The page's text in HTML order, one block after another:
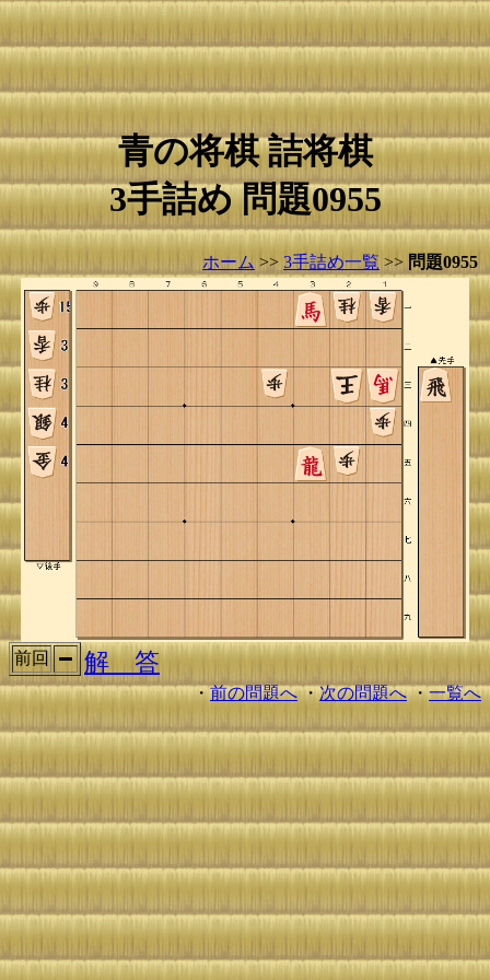
青の将棋 詰将棋
3手詰め 問題0955
ホーム >> 3手詰め一覧 >> 問題0955
前回 解 答
・前の問題へ・次の問題へ・一覧へ